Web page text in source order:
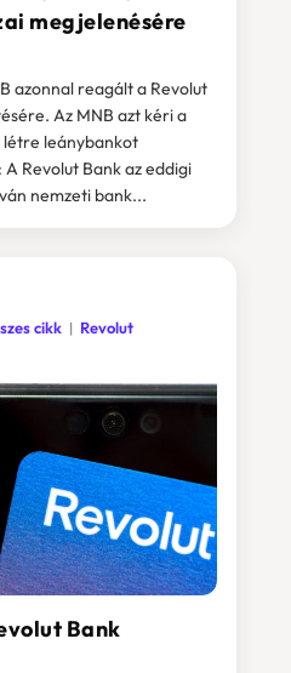
megjelenésére
azonnal reagált a Revolut
Az MNB azt kéri a
létre leánybankot
Revolut Bank az eddigi
nemzeti bank...
Bank
cikk Revolut